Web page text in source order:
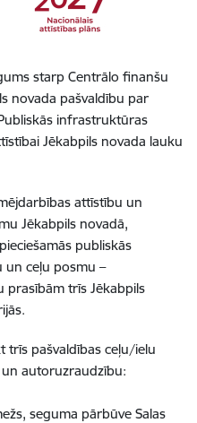
starp Centrālo finanšu
novada pašvaldību par
infrastruktūras
Jēkabpils novada lauku
attīstību un
Jēkabpils novadā,
publiskās
ceļu posmu –
prasībām trīs Jēkabpils
trīs pašvaldības ceļu/ielu
autoruzraudzību:
seguma pārbūve Salas